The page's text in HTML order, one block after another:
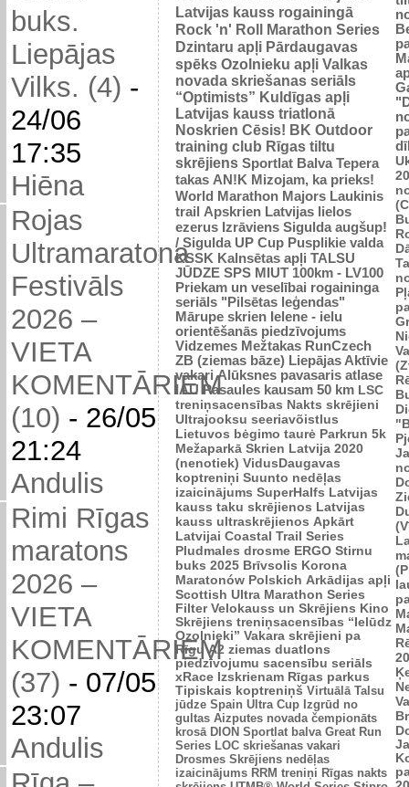
buks.
Liepājas
Vilks. (4) -
24/06
17:35
Hiēna
Rojas
Ultramaratona
Festivāls
2026 –
VIETA
KOMENTĀRIEM
(10) - 26/05
21:24
Andulis
Rimi Rīgas
maratons
2026 –
VIETA
KOMENTĀRIEM
(37) - 07/05
23:07
Andulis
Latvijas kauss rogainingā
Rock 'n' Roll Marathon Series
Dzintaru apļi Pārdaugavas
spēks Ozolnieku apļi Valkas
novada skriešanas seriāls
“Optimists” Kuldīgas apļi
Latvijas kauss triatlonā
Noskrien Cēsis! BK Outdoor
training club Rīgas tiltu
skrējiens Sportlat Balva Tepera
takas AN!K Mizojam, ka prieks!
World Marathon Majors Laukinis
trail Apskrien Latvijas lielos
ezerus Izrāviens Sigulda augšup!
/ Sigulda UP Cup Pusplikie valda
KSSK Kalnsētas apļi TALSU
JŪDZE SPS MIUT 100km - LV100
Priekam un veselībai rogaininga
seriāls "Pilsētas leģendas"
Mārupe skrien Ielene - ielu
orientēšanās piedzīvojums
Vidzemes Mežtakas RunCzech
ZB (ziemas bāze) Liepājas Aktīvie
vakari Alūksnes pavasaris atlase
IAU Pasaules kausam 50 km LSC
treniņsacensības Nakts skrējieni
Ultrajooksu seeriavõistlus
Lietuvos bėgimo taurė Parkrun 5k
Mežaparkā Skrien Latvija 2020
(nenotiek) VidusDaugavas
koptreniņi Suunto nedēļas
izaicinājums SuperHalfs Latvijas
kauss taku skrējienos Latvijas
kauss ultraskrējienos Apkārt
Latvijai Coastal Trail Series
Pludmales drosme ERGO Stirnu
buks 2025 Brīvsolis Korona
Maratonów Polskich Arkādijas apļi
Scottish Ultra Marathon Series
Filter Velokauss un Skrējiens Kino
Skrējiens treniņsacensības “Ielūdz
Ozolnieki” Vakara skrējieni pa
Rīgu A2 ziemas duatlons
piedzīvojumu sacensību seriāls
xRace Izskrienam Rīgas parkus
Tipiskais koptreniņš Virtuālā Talsu
jūdze Spain Ultra Cup Izgrūd no
gultas Aizputes novada čempionāts
krosā DION Sportlat balva Great Run
Series LOC skriešanas vakari
Drosmes Skrējiens nedēļas
izaicinājums RRM treniņi Rīgas nakts